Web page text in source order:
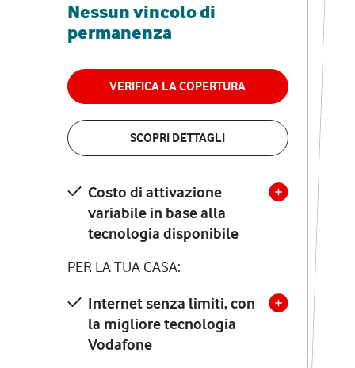
Nessun vincolo di
permanenza
VERIFICA LA COPERTURA
SCOPRI DETTAGLI
Costo di attivazione
variabile in base alla
tecnologia disponibile
PER LA TUA CASA:
Internet senza limiti, con
la migliore tecnologia
Vodafone
RETE FISSA + VODAFONE CLUB
29,95€
permanenza
VERIFICA LA COPERTURA
Costo di attivazione
variabile in base alla
tecnologia disponibile
PER LA TUA CASA:
Internet senza limiti, con
la migliore tecnologia
Vodafone
Modem Seven con Wi-Fi 7